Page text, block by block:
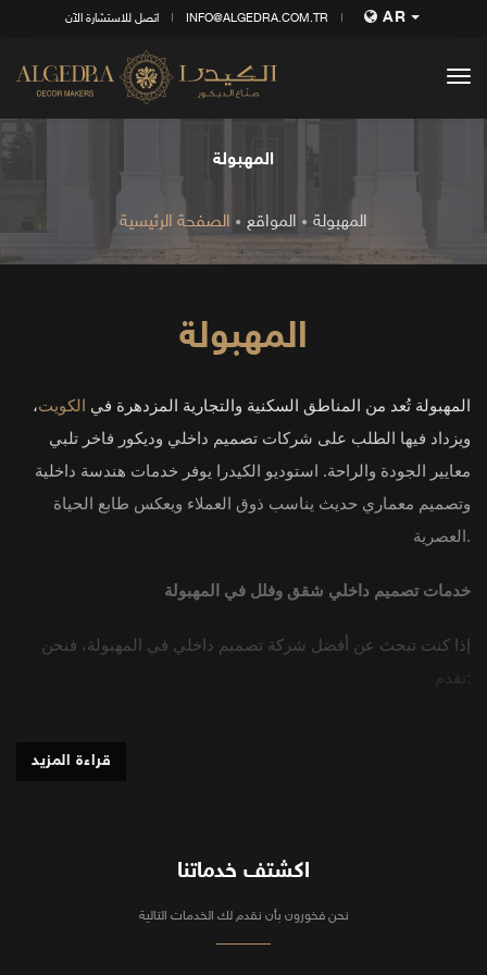
اتصل للاستشارة الآن INFO@ALGEDRA.COM.TR AR
المهبولة
الصفحة الرئيسية المواقع المهبولة
المهبولة
المهبولة تُعد من المناطق السكنية والتجارية المزدهرة في الكويت،
ويزداد فيها الطلب على شركات تصميم داخلي وديكور فاخر تلبي
معايير الجودة والراحة. استوديو الكيدرا يوفر خدمات هندسة داخلية
وتصميم معماري حديث يناسب ذوق العملاء ويعكس طابع الحياة
العصرية.
خدمات تصميم داخلي شقق وفلل في المهبولة
إذا كنت تبحث عن أفضل شركة تصميم داخلي في المهبولة، فنحن
متطلبات العميل، مع مراعاة الانسيابية، وتوازن الألوان، والتخزين
قراءة المزيد
اكشتف خدماتنا
نحن فخورون بأن نقدم لك الخدمات التالية